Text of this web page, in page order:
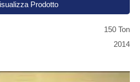
Prodotto
150 Ton
2014